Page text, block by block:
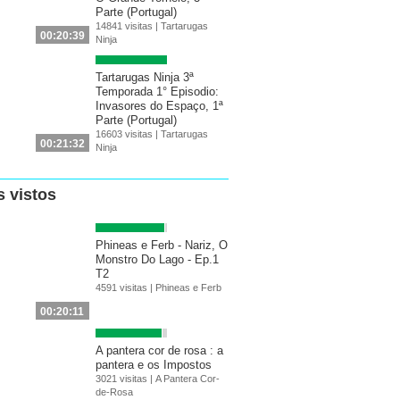
00:20:39
Parte (Portugal)
14841 visitas | Tartarugas
Ninja
00:21:32
Tartarugas Ninja 3ª
Temporada 1° Episodio:
Invasores do Espaço, 1ª
Parte (Portugal)
16603 visitas | Tartarugas
Ninja
vistos
00:20:11
Phineas e Ferb - Nariz, O
Monstro Do Lago - Ep.1
T2
4591 visitas | Phineas e Ferb
A pantera cor de rosa : a
pantera e os Impostos
3021 visitas | A Pantera Cor-
de-Rosa